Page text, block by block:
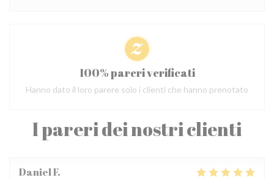
I pareri dei nostri clienti
DanielF
100% pareri verificati
Hanno dato il loro parere solo i clienti che hanno prenotato